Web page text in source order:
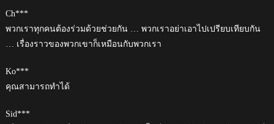
Ch***
พวกเราทุกคนต้องร่วมด้วยช่วยกัน … พวกเราอย่าเอาไปเปรียบเทียบกัน
… เรื่องราวของพวกเขาก็เหมือนกับพวกเรา
Ko***
คุณสามารถทำได้
Sid***